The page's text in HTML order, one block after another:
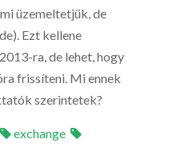
üzemeltetjük, de
Ezt kellene
ra, de lehet, hogy
frissíteni. Mi ennek
szerintetek?
exchange